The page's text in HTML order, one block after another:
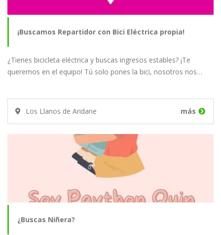
¡Buscamos Repartidor con Bici Eléctrica propia!
¿Tienes bicicleta eléctrica y buscas ingresos estables? ¡Te
queremos en el equipo! Tú solo pones la bici, nosotros nos…
Los Llanos de Aridane más
¿Buscas Niñera?